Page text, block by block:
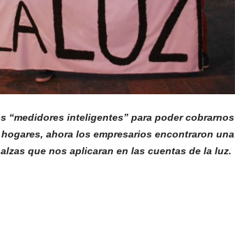
“medidores inteligentes” para poder cobrarnos
ahora los empresarios encontraron una
que nos aplicaran en las cuentas de la luz.